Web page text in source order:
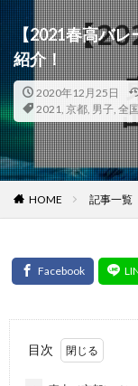
【2021春高バレ
紹介！
2020年12月25日
2021, 京都, 男子, 全
HOME 記事一覧
目次